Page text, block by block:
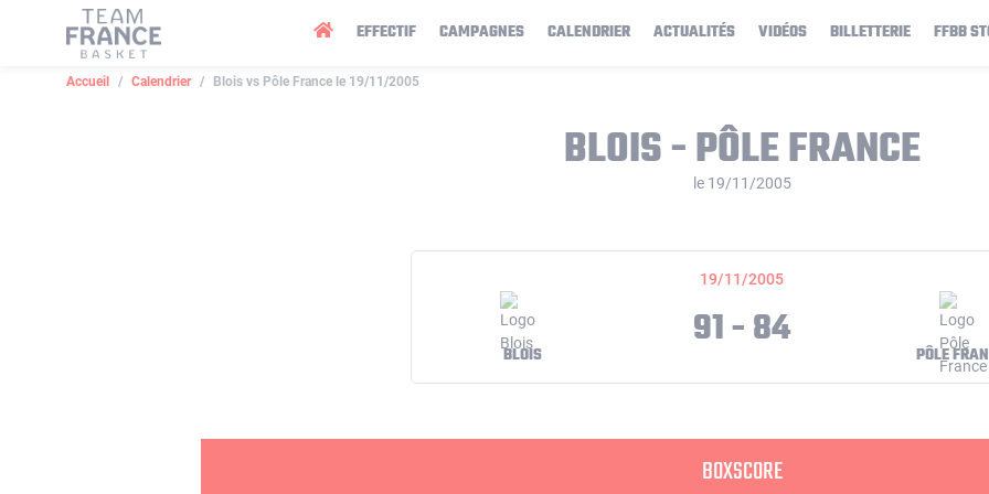
EFFECTIF CAMPAGNES CALENDRIER ACTUALITÉS VIDÉOS BILLETTERIE FFBB
Accueil Calendrier Blois vs Pôle France le 19/11/2005
BLOIS - PÔLE FRANCE
le 19/11/2005
19/11/2005
BLOIS 91 - 84 PÔLE
BOXSCORE
Panneau de gestion des cookies